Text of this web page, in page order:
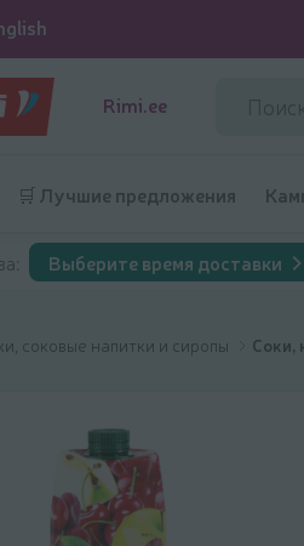
Rimi.ee
🛒 Лучшие предложения
Выберите время доставки
соковые напитки и сиропы Соки,